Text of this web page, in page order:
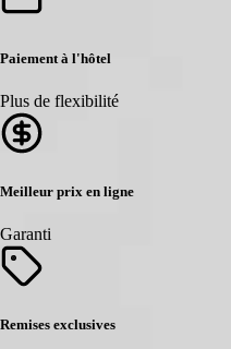
Paiement à l'hôtel
Plus de flexibilité
Meilleur prix en ligne
Garanti
Remises exclusives